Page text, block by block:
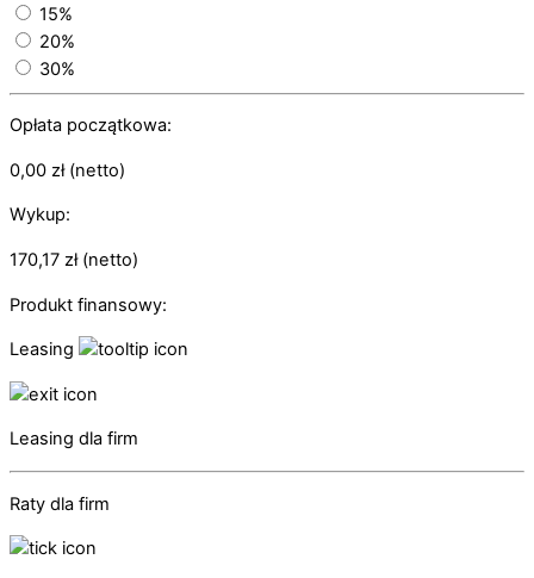
15%
20%
30%
Opłata początkowa:
0,00 zł(netto)
Wykup:
170,17 zł(netto)
Produkt finansowy:
Leasing
Leasing dla firm
Raty dla firm